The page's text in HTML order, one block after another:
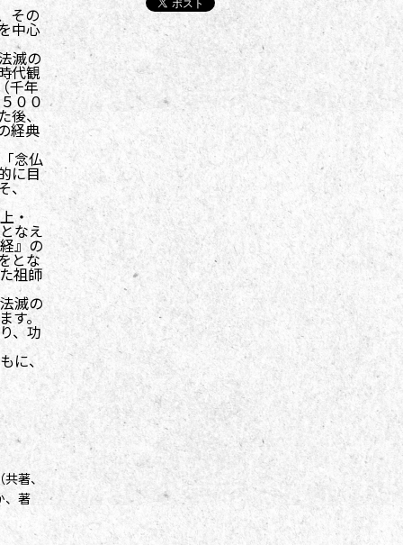
その
中心
滅の
代観
千年
００
後、
経典
念仏
に目
、
・
なえ
』の
とな
祖師
滅の
す。
、功
に、
著、
、著